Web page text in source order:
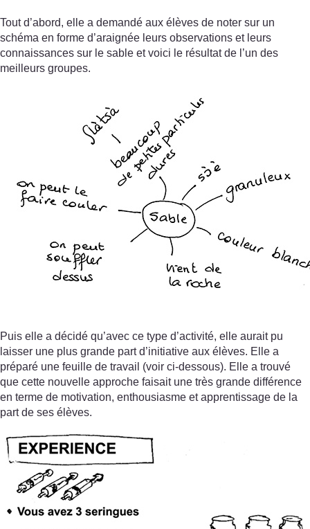
Tout d’abord, elle a demandé aux élèves de noter sur un
schéma en forme d’araignée leurs observations et leurs
connaissances sur le sable et voici le résultat de l’un des
meilleurs groupes.
Puis elle a décidé qu’avec ce type d’activité, elle aurait pu
laisser une plus grande part d’initiative aux élèves. Elle a
préparé une feuille de travail (voir ci-dessous). Elle a trouvé
que cette nouvelle approche faisait une très grande différence
en terme de motivation, enthousiasme et apprentissage de la
part de ses élèves.